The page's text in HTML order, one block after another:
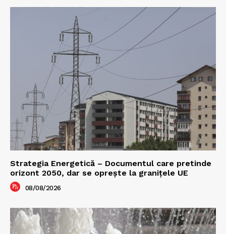
Strategia Energetică – Documentul care pretinde
orizont 2050, dar se oprește la granițele UE
08/08/2026